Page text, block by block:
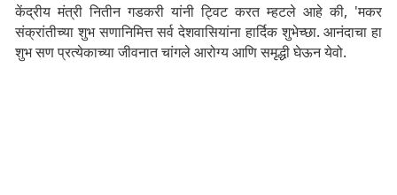
केंद्रीय मंत्री नितीन गडकरी यांनी ट्विट करत म्हटले आहे की, 'मकर
संक्रांतीच्या शुभ सणानिमित्त सर्व देशवासियांना हार्दिक शुभेच्छा. आनंदाचा हा
शुभ सण प्रत्येकाच्या जीवनात चांगले आरोग्य आणि समृद्धी घेऊन येवो.